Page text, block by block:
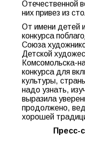
Отечественной
них привез из
От имени детей
конкурса
Союза
Детской
Комсомольска-
конкурса для
культуры,
надо узнать,
выразила
продолжено,
хорошей
Пресс-